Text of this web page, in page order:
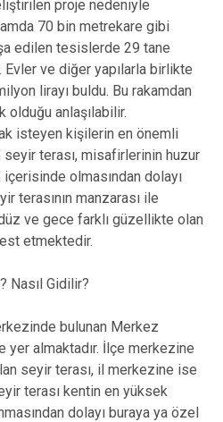
proje nedeniyle
70 bin metrekare gibi
edilen tesislerde 29 tane
Evler ve diğer yapılarla birlikte
lirayı buldu. Bu rakamdan
olduğu anlaşılabilir.
isteyen kişilerin en önemli
terası, misafirlerinin huzur
içerisinde olmasından dolayı
terasının manzarası ile
ve gece farklı güzellikte olan
etmektedir.
Nasıl Gidilir?
bulunan Merkez
yer almaktadır. İlçe merkezine
seyir terası, il merkezine ise
terası kentin en yüksek
dolayı buraya ya özel